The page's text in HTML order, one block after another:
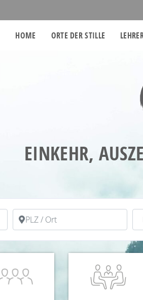
HOME ORTE DER STILLE
EINKEHR,
PLZ / Ort